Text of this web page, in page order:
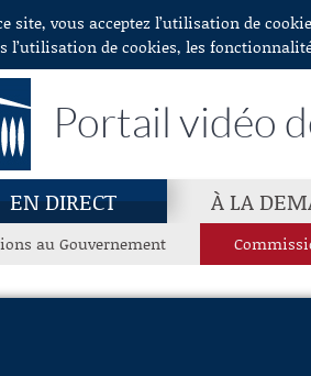
site, vous acceptez l’utilisation de
l’utilisation de cookies, les
Portail vidéo
EN DIRECT À LA
au Gouvernement